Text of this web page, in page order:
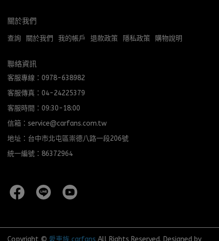
關於我們
查詢 關於我們 我的帳戶 退款政策 隱私政策 購物說明
聯絡資訊
客服專線：0978-638982
客服傳真：04-24225379
客服時間：09:30-18:00
信箱：service@carfans.com.tw
地址：台中市北屯區崇德八路一段206號
統一編號：86372964
Copyright © 愛車族 carfans All Rights Reserved. Designed by